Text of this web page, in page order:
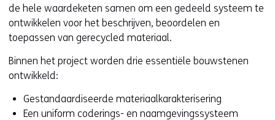
n
t
i
n
e
u
de hele waardeketen samen om een gedeeld systeem te
ontwikkelen voor het beschrijven, beoordelen en
toepassen van gerecycled materiaal.
Binnen het project worden drie essentiële bouwstenen
ontwikkeld:
Gestandaardiseerde materiaalkarakterisering
Een uniform coderings- en naamgevingssysteem